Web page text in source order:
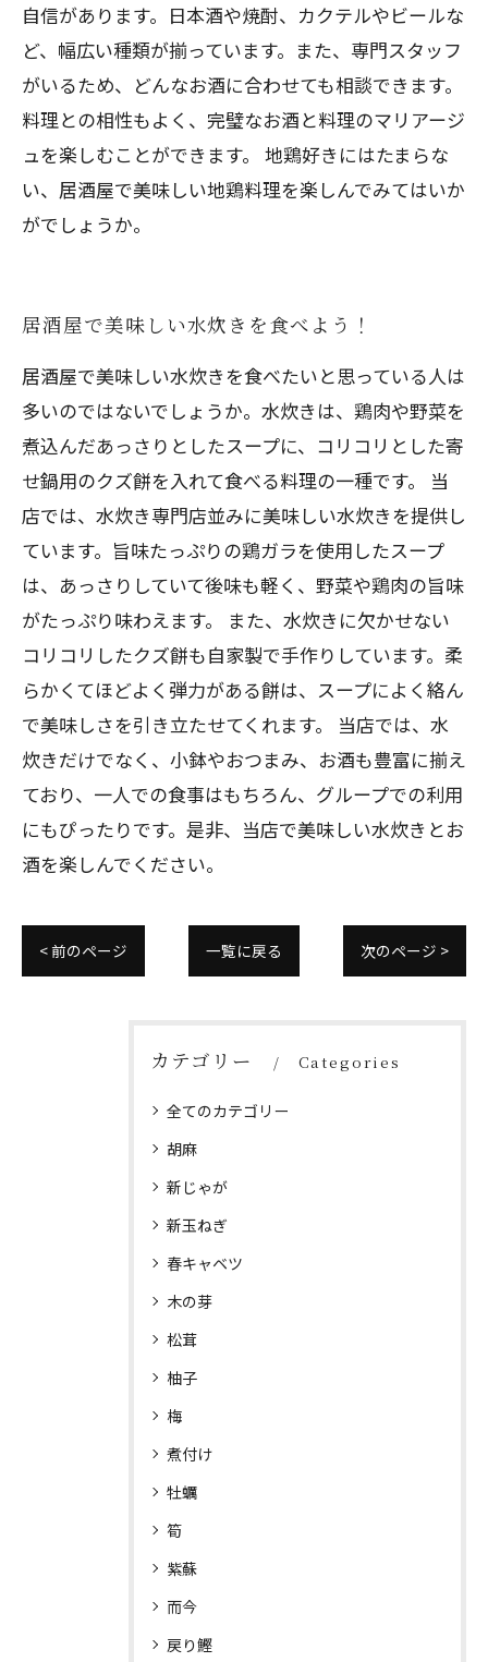
自信があります。日本酒や焼酎、カクテルやビールな
ど、幅広い種類が揃っています。また、専門スタッフ
がいるため、どんなお酒に合わせても相談できます。
料理との相性もよく、完璧なお酒と料理のマリアージ
ュを楽しむことができます。 地鶏好きにはたまらな
い、居酒屋で美味しい地鶏料理を楽しんでみてはいか
がでしょうか。
居酒屋で美味しい水炊きを食べよう！
居酒屋で美味しい水炊きを食べたいと思っている人は
多いのではないでしょうか。水炊きは、鶏肉や野菜を
煮込んだあっさりとしたスープに、コリコリとした寄
せ鍋用のクズ餅を入れて食べる料理の一種です。 当
店では、水炊き専門店並みに美味しい水炊きを提供し
ています。旨味たっぷりの鶏ガラを使用したスープ
は、あっさりしていて後味も軽く、野菜や鶏肉の旨味
がたっぷり味わえます。 また、水炊きに欠かせない
コリコリしたクズ餅も自家製で手作りしています。柔
らかくてほどよく弾力がある餅は、スープによく絡ん
で美味しさを引き立たせてくれます。 当店では、水
炊きだけでなく、小鉢やおつまみ、お酒も豊富に揃え
ており、一人での食事はもちろん、グループでの利用
にもぴったりです。是非、当店で美味しい水炊きとお
酒を楽しんでください。
< 前のページ 一覧に戻る 次のページ >
カテゴリー Categories
全てのカテゴリー
胡麻
新じゃが
新玉ねぎ
春キャベツ
木の芽
松茸
柚子
梅
煮付け
牡蠣
筍
紫蘇
而今
戻り鰹